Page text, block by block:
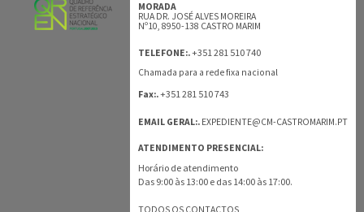
MORADA
RUA DR. JOSÉ ALVES MOREIRA
Nº10, 8950-138 CASTRO MARIM
TELEFONE:.+351 281 510 740
Chamada para a rede fixa nacional
Fax:.+351 281 510 743
EMAIL GERAL:. EXPEDIENTE@CM-CASTROMARIM.PT
ATENDIMENTO PRESENCIAL:
Horário de atendimento
Das 9:00 às 13:00 e das 14:00 às 17:00.
TODOS OS CONTACTOS